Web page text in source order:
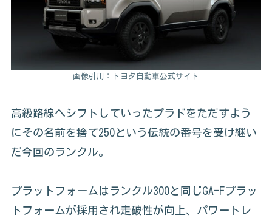
画像引用：トヨタ自動車公式サイト
高級路線へシフトしていったプラドをただすよう
にその名前を捨て250という伝統の番号を受け継い
だ今回のランクル。
プラットフォームはランクル300と同じGA-Fプラッ
トフォームが採用され走破性が向上、パワートレ